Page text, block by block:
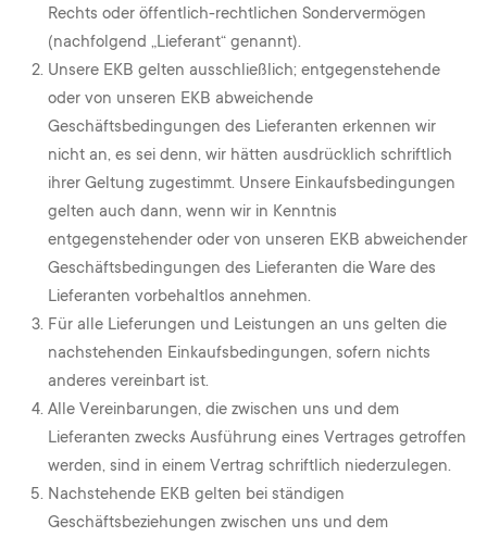
Rechts oder öffentlich-rechtlichen Sondervermögen
(nachfolgend „Lieferant“ genannt).
Unsere EKB gelten ausschließlich; entgegenstehende
oder von unseren EKB abweichende
Geschäftsbedingungen des Lieferanten erkennen wir
nicht an, es sei denn, wir hätten ausdrücklich schriftlich
ihrer Geltung zugestimmt. Unsere Einkaufsbedingungen
gelten auch dann, wenn wir in Kenntnis
entgegenstehender oder von unseren EKB abweichender
Geschäftsbedingungen des Lieferanten die Ware des
Lieferanten vorbehaltlos annehmen.
Für alle Lieferungen und Leistungen an uns gelten die
nachstehenden Einkaufsbedingungen, sofern nichts
anderes vereinbart ist.
Alle Vereinbarungen, die zwischen uns und dem
Lieferanten zwecks Ausführung eines Vertrages getroffen
werden, sind in einem Vertrag schriftlich niederzulegen.
Nachstehende EKB gelten bei ständigen
Geschäftsbeziehungen zwischen uns und dem